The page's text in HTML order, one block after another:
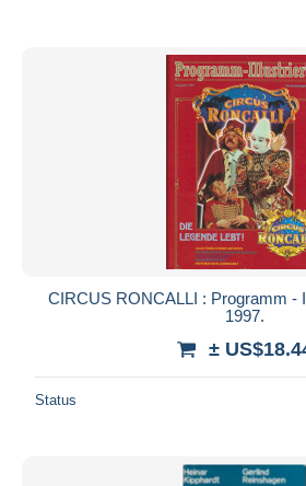
CIRCUS RONCALLI : Programm -
1997.
±
Status